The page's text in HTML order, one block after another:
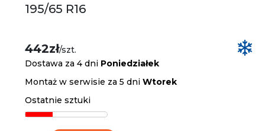
195/65 R16
442zł/szt.
Dostawa za 4 dni Poniedziałek
Montaż w serwisie za 5 dniWtorek
Ostatnie sztuki